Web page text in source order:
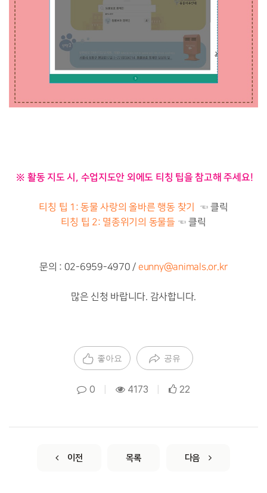
※ 활동 지도 시, 수업지도안 외에도 티칭 팁을 참고해 주세요!
티칭 팁 1: 동물 사랑의 올바른 행동 찾기
☜ 클릭
티칭 팁 2: 멸종위기의 동물들 ☜ 클릭
문의 : 02-6959-4970 / eunny@animals.or.kr
많은 신청 바랍니다. 감사합니다.
좋아요 공유
0 4173 22
이전 목록 다음